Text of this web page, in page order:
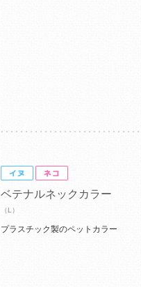
ベテナルネックカラー
（L）
プラスチック製のペットカラー